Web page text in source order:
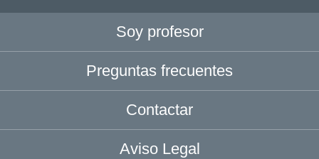
Soy profesor
Preguntas frecuentes
Contactar
Aviso Legal